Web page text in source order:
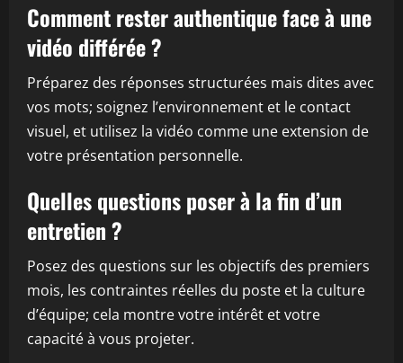
Comment rester authentique face à une
vidéo différée ?
Préparez des réponses structurées mais dites avec
vos mots; soignez l’environnement et le contact
visuel, et utilisez la vidéo comme une extension de
votre présentation personnelle.
Quelles questions poser à la fin d’un
entretien ?
Posez des questions sur les objectifs des premiers
mois, les contraintes réelles du poste et la culture
d’équipe; cela montre votre intérêt et votre
capacité à vous projeter.